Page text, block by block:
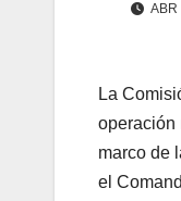
ABR
La
operación
marco de
el